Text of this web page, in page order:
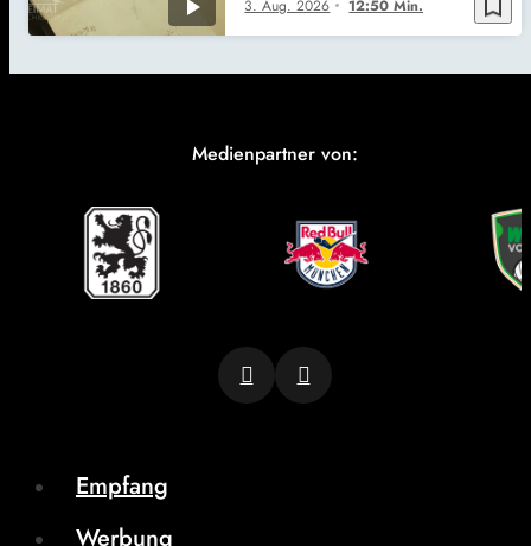
3. Aug. 2026 12:50 Min.
Medienpartner von:
Empfang
Werbung